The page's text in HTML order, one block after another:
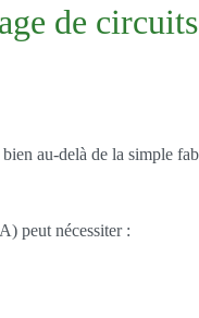
de
au-delà de la simple
peut nécessiter :